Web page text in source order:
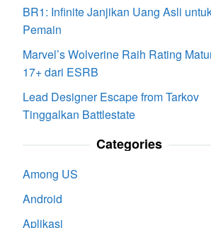
BR1: Infinite Janjikan Uang Asli
Pemain
Marvel’s Wolverine Raih Rating
17+ dari ESRB
Lead Designer Escape from Tarkov
Tinggalkan Battlestate
Categories
Among US
Android
Aplikasi